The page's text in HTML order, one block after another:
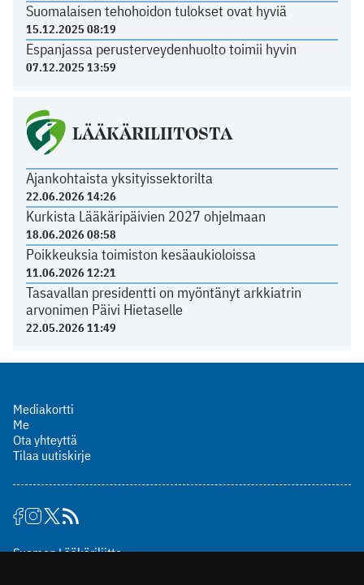
Suomalaisen tehohoidon tulokset ovat hyviä
15.12.2025 08:19
Espanjassa perusterveydenhuolto toimii hyvin
07.12.2025 13:59
LÄÄKÄRILIITOSTA
Ajankohtaista yksityissektorilta
22.06.2026 14:26
Kurkista Lääkäripäivien 2027 ohjelmaan
18.06.2026 08:58
Poikkeuksia toimiston kesäaukioloissa
11.06.2026 12:21
Tasavallan presidentti on myöntänyt arkkiatrin
arvonimen Päivi Hietaselle
22.05.2026 11:49
Mediakortti
Me
Ota yhteyttä
Tilaa uutiskirje
Suomen Lääkäriliitto